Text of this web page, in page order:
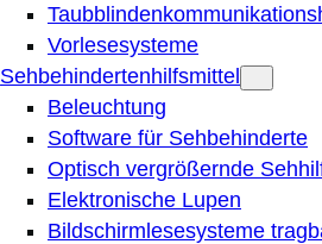
Vorlesesysteme
Sehbehindertenhilfsmittel
Beleuchtung
Software für Sehbehinderte
Optisch vergrößernde
Elektronische Lupen
Bildschirmlesesysteme